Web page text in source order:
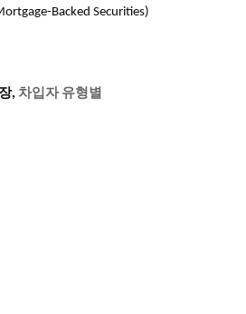
Backed Securities)
, 차입자 유형별